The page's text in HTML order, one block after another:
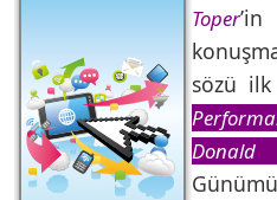
Toper
sözü